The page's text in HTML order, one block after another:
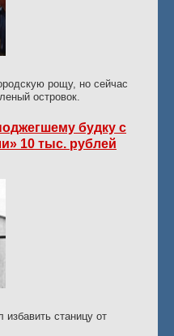
рощу, но сейчас
островок.
будку с
10 тыс. рублей
станицу от